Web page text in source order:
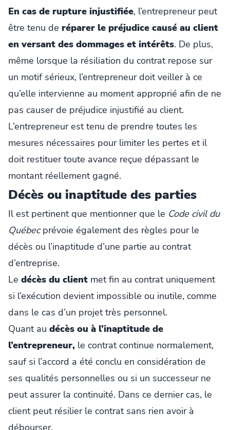
En cas de rupture injustifiée, l’entrepreneur peut
être tenu de réparer le préjudice causé au client
en versant des dommages et intérêts. De plus,
même lorsque la résiliation du contrat repose sur
un motif sérieux, l’entrepreneur doit veiller à ce
qu’elle intervienne au moment approprié afin de ne
pas causer de préjudice injustifié au client.
L’entrepreneur est tenu de prendre toutes les
mesures nécessaires pour limiter les pertes et il
doit restituer toute avance reçue dépassant le
montant réellement gagné.
Décès ou inaptitude des parties
Il est pertinent que mentionner que le Code civil du
Québecprévoie également des règles pour le
décès ou l’inaptitude d’une partie au contrat
d’entreprise.
Le décès du client met fin au contrat uniquement
si l’exécution devient impossible ou inutile, comme
dans le cas d’un projet très personnel.
Quant au décès ou à l’inaptitude de
l’entrepreneur, le contrat continue normalement,
sauf si l’accord a été conclu en considération de
ses qualités personnelles ou si un successeur ne
peut assurer la continuité. Dans ce dernier cas, le
client peut résilier le contrat sans rien avoir à
débourser.